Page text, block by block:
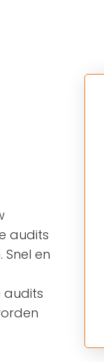
Onze
audits
en
audits